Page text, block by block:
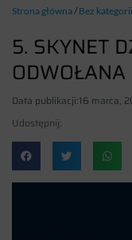
Strona główna/ Bez kategorii
5. SKYNET
ODWOŁANA
Data publikacji:16 marca,
Udostępnij: